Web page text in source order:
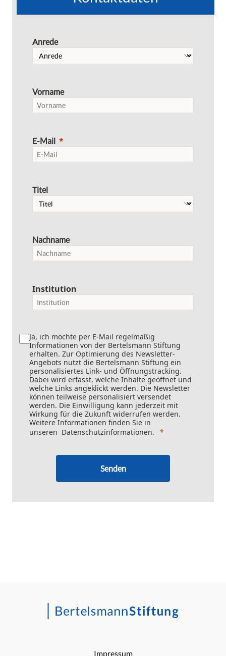
Anrede
Vorname
E-Mail
Titel
Nachname
Institution
Ja, ich möchte per E-Mail regelmäßig
Informationen von der Bertelsmann Stiftung
erhalten. Zur Optimierung des Newsletter-
Angebots nutzt die Bertelsmann Stiftung ein
personalisiertes Link- und Öffnungstracking.
Dabei wird erfasst, welche Inhalte geöffnet und
welche Links angeklickt werden. Die Newsletter
können teilweise personalisiert versendet
werden. Die Einwilligung kann jederzeit mit
Wirkung für die Zukunft widerrufen werden.
Weitere Informationen finden Sie in
unseren Datenschutzinformationen.
Senden
Impressum